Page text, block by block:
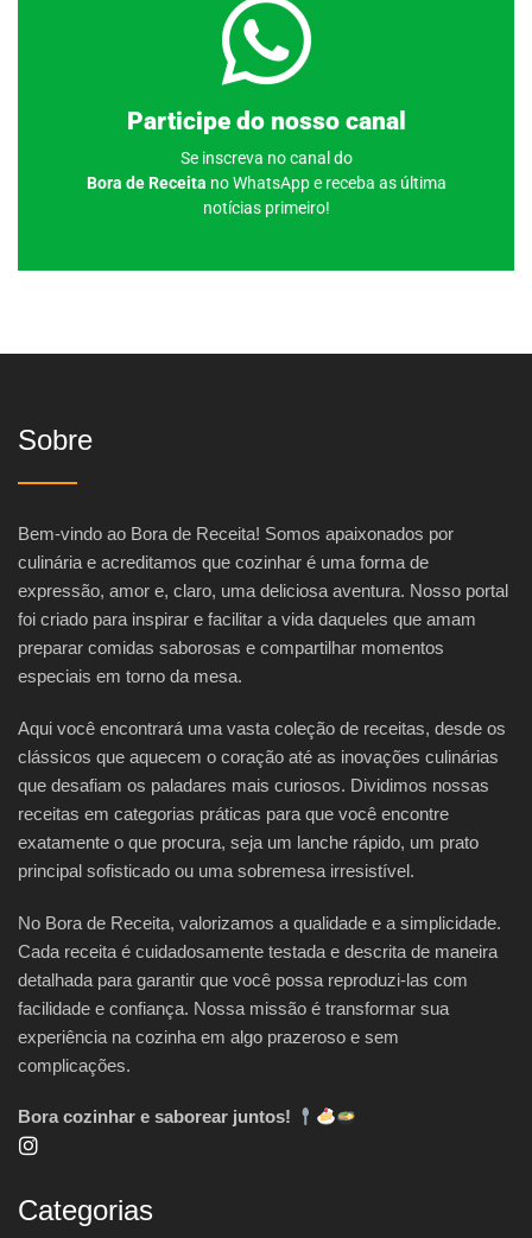
Participe do nosso canal
Se inscreva no canal do
Bora de Receita no WhatsApp e receba as última
notícias primeiro!
Clique aqui
Sobre
Bem-vindo ao Bora de Receita! Somos apaixonados por
culinária e acreditamos que cozinhar é uma forma de
expressão, amor e, claro, uma deliciosa aventura. Nosso portal
foi criado para inspirar e facilitar a vida daqueles que amam
preparar comidas saborosas e compartilhar momentos
especiais em torno da mesa.
Aqui você encontrará uma vasta coleção de receitas, desde os
clássicos que aquecem o coração até as inovações culinárias
que desafiam os paladares mais curiosos. Dividimos nossas
receitas em categorias práticas para que você encontre
exatamente o que procura, seja um lanche rápido, um prato
principal sofisticado ou uma sobremesa irresistível.
No Bora de Receita, valorizamos a qualidade e a simplicidade.
Cada receita é cuidadosamente testada e descrita de maneira
detalhada para garantir que você possa reproduzi-las com
facilidade e confiança. Nossa missão é transformar sua
experiência na cozinha em algo prazeroso e sem
complicações.
Bora cozinhar e saborear juntos!
Categorias